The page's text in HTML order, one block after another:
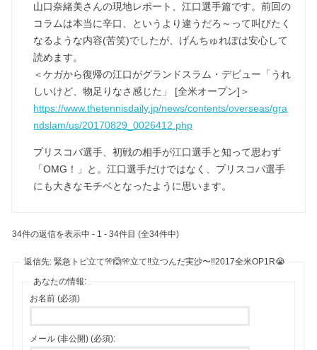
山口奈緒美さんの現地レポート、江口選手篇です。前回の
コラムは本当に辛口、というより違うだろ～って叫びたく
なるような内容(苦笑)でしたが、げんちゅれぽは安心して
読めます。
＜ケガから復帰の江口がグランドスラム・デビュー「うれ
しいけど、物足りなさ感じた」 [全米オープン]＞
https://www.thetennisdaily.jp/news/contents/overseas/gra
ndslam/us/20170829_0026412.php
プリスコバ選手、初戦の相手が江口選手と知って思わず
「OMG！」と。江口選手だけではなく、プリスコバ選手
にも大きなモチベとなったように思います。
34件の返信を表示中 - 1 - 34件目 (全34件中)
返信先: 緊急トピ立て🎌🙆🎌立て‼️立つんだ実沙〜‼️2017全米OP1R😭
あなたの情報:
お名前 (必須)
メール (非公開) (必須):